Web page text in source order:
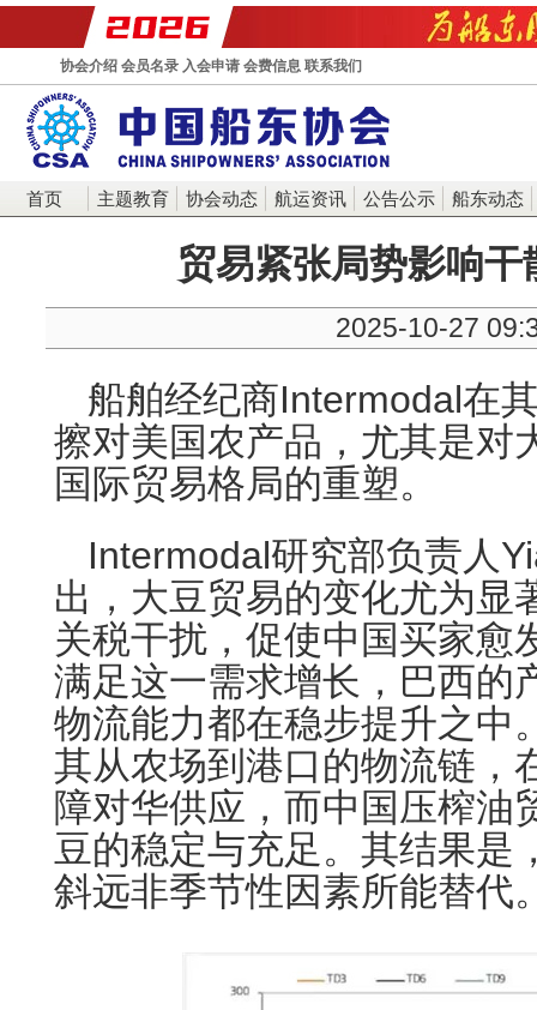
协会介绍 会员名录 入会申请 会费信息 联系我们
首页 主题教育 协会动态 航运资讯 公告公示 船东动态
贸易紧张局势影响干
2025-10-27
船舶经纪商Intermodal在
擦对美国农产品，尤其是对
国际贸易格局的重塑。
Intermodal研究部负责人
出，大豆贸易的变化尤为显
关税干扰，促使中国买家愈
满足这一需求增长，巴西的
物流能力都在稳步提升之中
其从农场到港口的物流链，
障对华供应，而中国压榨油
豆的稳定与充足。其结果是
斜远非季节性因素所能替代